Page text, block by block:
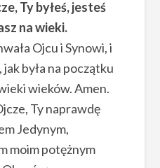
Ty byłeś, jesteś
na wieki.
Ojcu i Synowi, i
była na początku
wieków. Amen.
Ty naprawdę
Jedynym,
moim potężnym